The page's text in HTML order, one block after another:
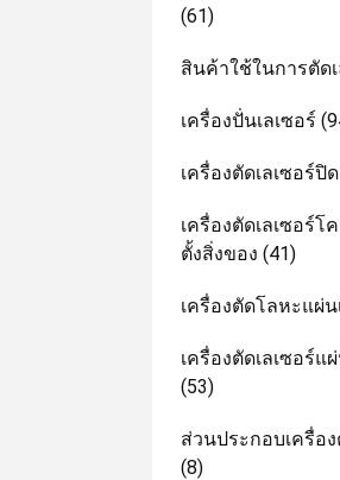
(61)
สินค้าใช้ในการตัดเ
เครื่องปั่นเลเซอร์
เครื่องตัดเลเซอร์ปิด
เครื่องตัดเลเซอร์โ
ตั้งสิ่งของ (41)
เครื่องตัดโลหะแผ่น
เครื่องตัดเลเซอร์แ
(53)
ส่วนประกอบเครื่อง
(8)